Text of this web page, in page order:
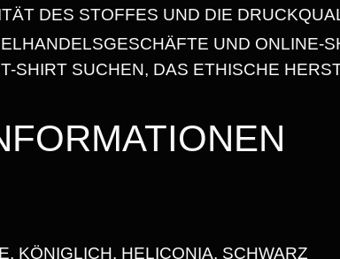
M
I
T
DES STOFFES UND DIE
UND ONLINE-
SHIRT SUCHEN, DAS ETHISCHE
KÖNIGLICH, HELICONIA, SCHWARZ